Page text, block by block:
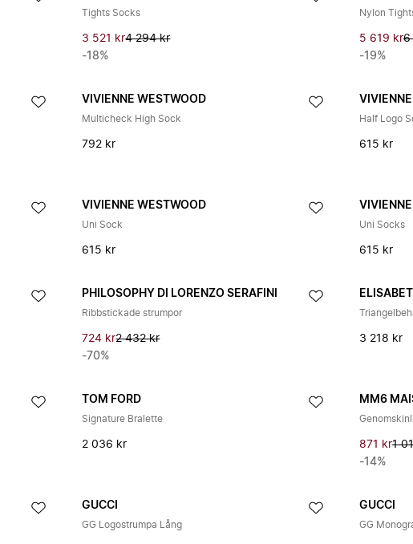
Tights Socks
3 521 kr4 294 kr
-18%
Nylon
5 619 kr6
-19%
VIVIENNE WESTWOOD
Multicheck High Sock
792 kr
Half Logo
615 kr
VIVIENNE WESTWOOD
Uni Sock
615 kr
Uni Socks
615 kr
PHILOSOPHY DI LORENZO SERAFINI
Ribbstickade strumpor
724 kr2 432 kr
-70%
3 218 kr
TOM FORD
Signature Bralette
2 036 kr
MM6
871 kr1
-14%
GUCCI
GG Logostrumpa Lång
GUCCI
GG